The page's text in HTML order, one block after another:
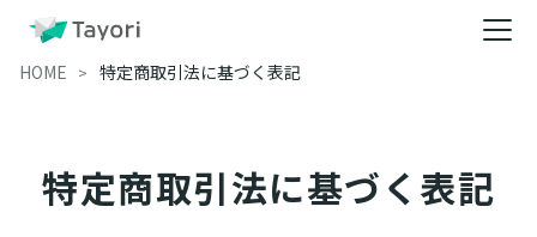
HOME 特定商取引法に基づく表記
特定商取引法に基づく表記